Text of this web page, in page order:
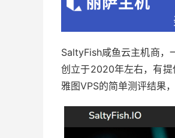
SaltyFish咸鱼云主机商，
创立于2020年左右，有
雅图VPS的简单测评结果